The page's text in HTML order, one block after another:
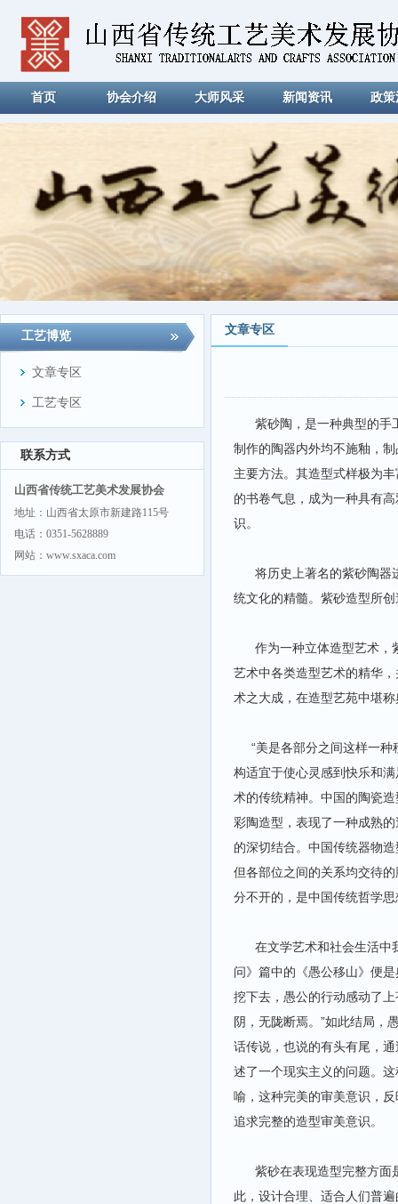
首页 协会介绍 大师风采 新闻资讯 政策
工艺博览
文章专区
工艺专区
联系方式
山西省传统工艺美术发展协会
地址：山西省太原市新建路115号
电话：0351-5628889
网站：www.sxaca.com
文章专区
紫砂陶，是一种典型的手
制作的陶器内外均不施釉，
主要方法。其造型式样极为
的书卷气息，成为一种具有
识。
将历史上著名的紫砂陶器
统文化的精髓。紫砂造型所
作为一种立体造型艺术，
艺术中各类造型艺术的精华
术之大成，在造型艺苑中堪
“美是各部分之间这样一种
构适宜于使心灵感到快乐和
术的传统精神。中国的陶瓷
彩陶造型，表现了一种成熟
的深切结合。中国传统器物
但各部位之间的关系均交待
分不开的，是中国传统哲学
在文学艺术和社会生活中
问》篇中的《愚公移山》便
挖下去，愚公的行动感动了
阴，无陇断焉。”如此结局，
话传说，也说的有头有尾，
述了一个现实主义的问题。
喻，这种完美的审美意识，
追求完整的造型审美意识。
紫砂在表现造型完整方面
此，设计合理、适合人们普